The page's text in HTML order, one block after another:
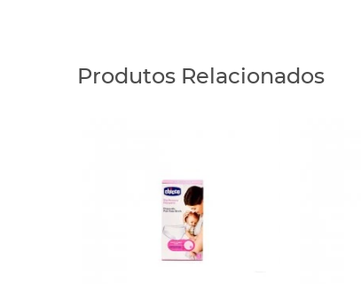
Produtos Relacionados